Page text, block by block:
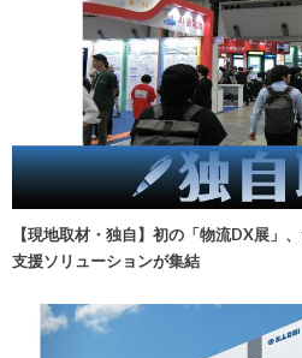
【現地取材・独自】初の「物流DX展」
支援ソリューションが集結